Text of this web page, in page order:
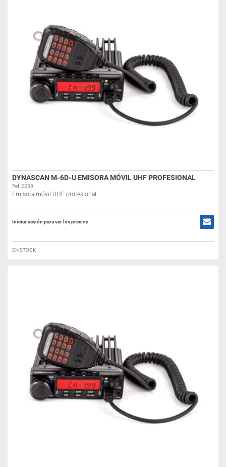
DYNASCAN M-6D-U EMISORA MÓVIL UHF PROFESIONAL
Ref: 2233
Emisora móvil UHF profesional
Iniciar sesión para ver los precios
EN STOCK